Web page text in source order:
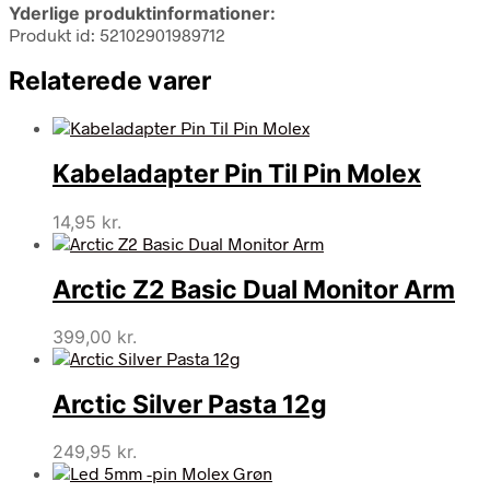
Yderlige produktinformationer:
Produkt id: 52102901989712
Relaterede varer
Kabeladapter Pin Til Pin Molex
14,95 kr.
Arctic Z2 Basic Dual Monitor Arm
399,00 kr.
Arctic Silver Pasta 12g
249,95 kr.